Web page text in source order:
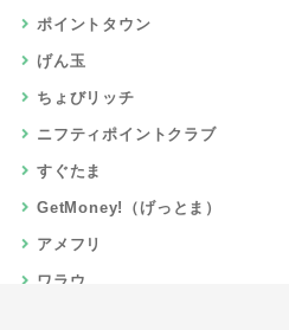
ポイントタウン
げん玉
ちょびリッチ
ニフティポイントクラブ
すぐたま
GetMoney!（げっとま）
アメフリ
ワラウ